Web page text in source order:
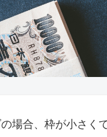
場合、枠が小さく